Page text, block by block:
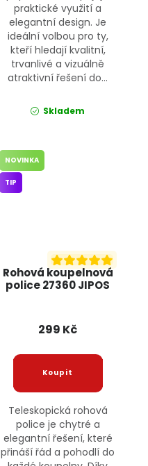
praktické využití a
elegantní design. Je
ideální volbou pro ty,
kteří hledají kvalitní,
trvanlivé a vizuálně
atraktivní řešení do...
Skladem
Rohová koupelnová
police 27360 JIPOS
NOVINKA
TIP
299 Kč
Teleskopická rohová
police je chytré a
elegantní řešení, které
přináší řád a pohodlí do